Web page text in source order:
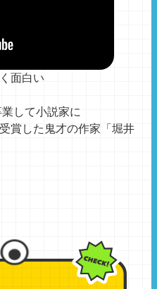
面白い
して小説家に
賞した鬼才の作家「堀井